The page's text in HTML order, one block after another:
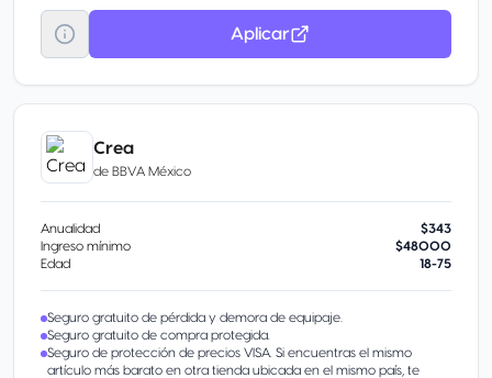
Aplicar
Crea
de BBVA México
Anualidad
$343
Ingreso mínimo
$48000
Edad
18-75
Seguro gratuito de pérdida y demora de equipaje.
Seguro gratuito de compra protegida.
Seguro de protección de precios VISA. Si encuentras el mismo
artículo más barato en otra tienda ubicada en el mismo país, te